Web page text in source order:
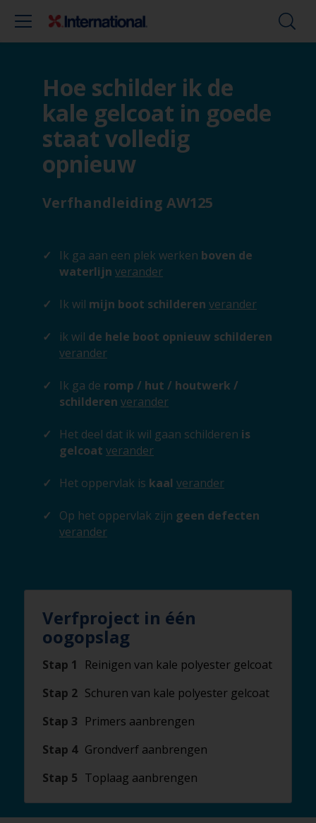
Hoe schilder ik de
kale gelcoat in goede
staat volledig
opnieuw
Verfhandleiding AW125
Ik ga aan een plek werken boven de
waterlijn verander
Ik wil mijn boot schilderen verander
ik wil de hele boot opnieuw schilderen
verander
Ik ga de romp / hut / houtwerk /
schilderen verander
Het deel dat ik wil gaan schilderen is
gelcoat verander
Het oppervlak is kaal verander
Op het oppervlak zijn geen defecten
verander
Verfproject in één
oogopslag
Stap 1
Reinigen van kale polyester gelcoat
Stap 2 Schuren van kale polyester gelcoat
Stap 3 Primers aanbrengen
Stap 4 Grondverf aanbrengen
Stap 5 Toplaag aanbrengen